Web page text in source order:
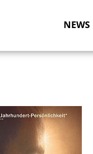
NEWS